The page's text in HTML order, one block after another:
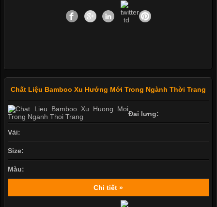
Chất Liệu Bamboo Xu Hướng Mới Trong Ngành Thời Trang
Đai lưng:
Vải:
Size:
Màu:
Chi tiết »